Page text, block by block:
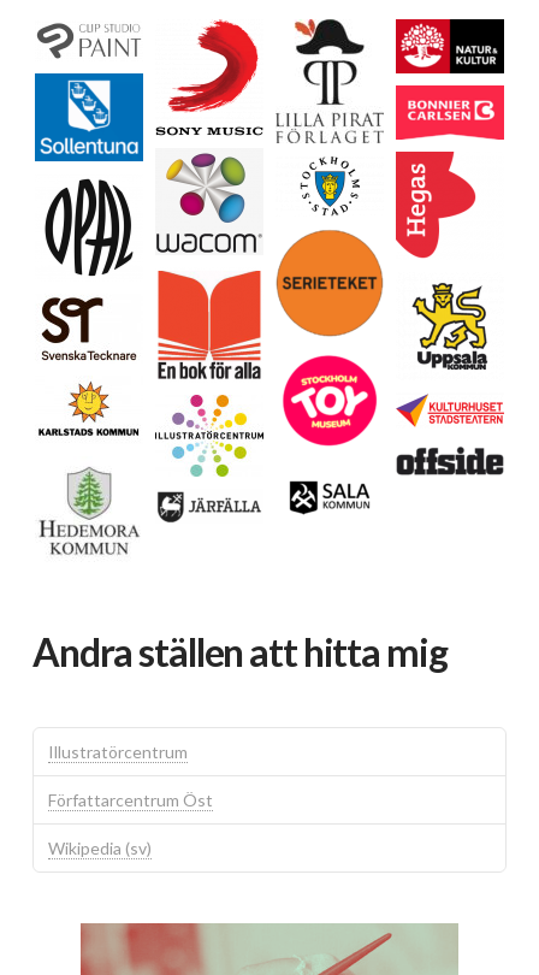
Ladda mer… Följ på Instagram
Andra ställen att hitta mig
Illustratörcentrum
Författarcentrum Öst
Wikipedia (sv)